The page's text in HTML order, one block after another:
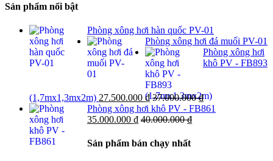
Sản phẩm nổi bật
Phòng xông hơi hàn quốc PV-01
Phòng xông hơi đá muối PV-01
Phòng xông hơi
khô PV - FB893
(1,7mx1,3mx2m) 27.500.000 ₫ 37.000.000₫
Phòng xông hơi khô PV - FB861
35.000.000 ₫ 40.000.000₫
Sản phẩm bán chạy nhất